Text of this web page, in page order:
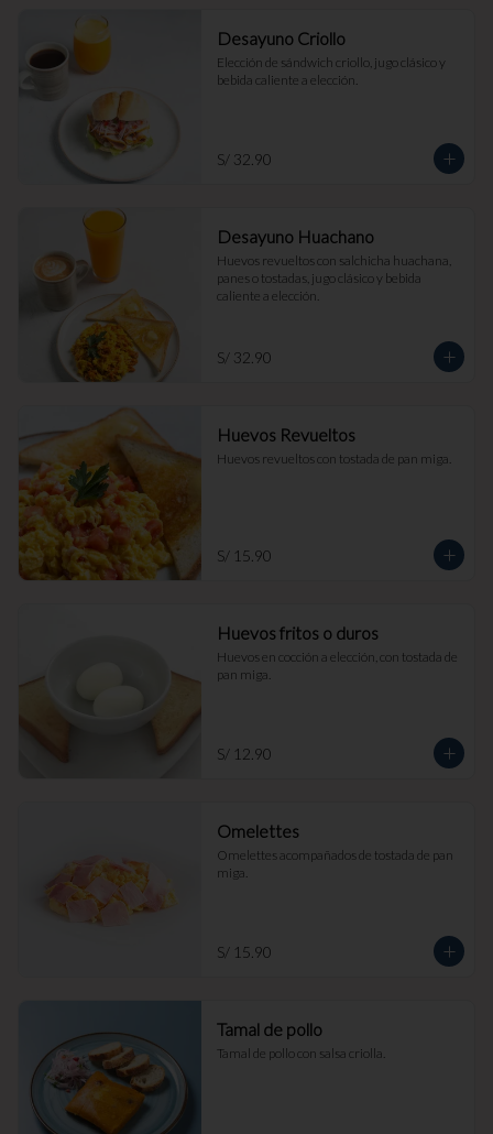
Desayuno Criollo
Elección de sándwich criollo, jugo clásico y
bebida caliente a elección.
S/ 32.90
Desayuno Huachano
Huevos revueltos con salchicha huachana,
panes o tostadas, jugo clásico y bebida
caliente a elección.
S/ 32.90
Huevos Revueltos
Huevos revueltos con tostada de pan miga.
S/ 15.90
Huevos fritos o duros
Huevos en cocción a elección, con tostada de
pan miga.
S/ 12.90
Omelettes
Omelettes acompañados de tostada de pan
miga.
S/ 15.90
Tamal de pollo
Tamal de pollo con salsa criolla.